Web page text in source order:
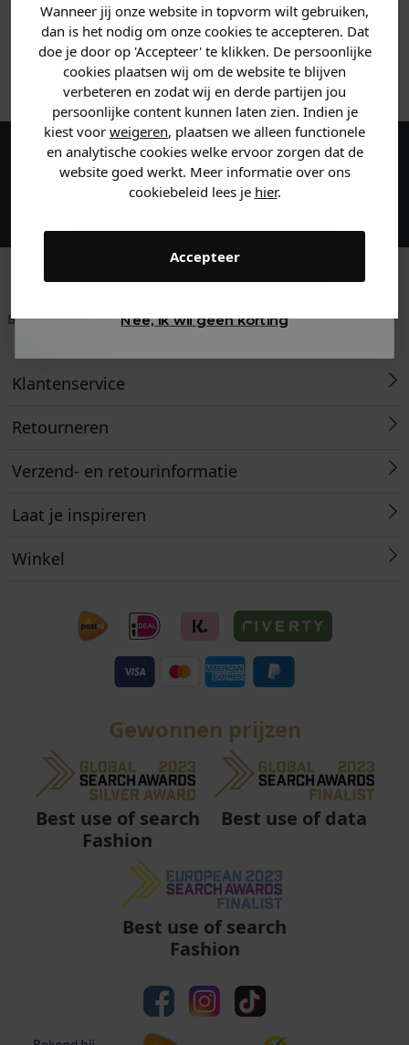
Wanneer jij onze website in topvorm wilt gebruiken,
dan is het nodig om onze cookies te accepteren. Dat
doe je door op 'Accepteer' te klikken. De persoonlijke
cookies plaatsen wij om de website te blijven
verbeteren en zodat wij en derde partijen jou
persoonlijke content kunnen laten zien. Indien je
kiest voor weigeren, plaatsen we alleen functionele
en analytische cookies welke ervoor zorgen dat de
website goed werkt. Meer informatie over ons
cookiebeleid lees je hier.
Accepteer
MATERIAAL & WASVOORSCHRIFT
ANDERE BESTELDEN OOK
Maak een account aan en ontvang 5%
korting op je eerste bestelling!
Betaal achteraf met
Voor 23:59 besteld
Klanten beoordelen
Klantenservice
Retourneren
Verzend- en retourinformatie
Laat je inspireren
Winkel
Gewonnen prijzen
Best use of search
Fashion
Best use of data
Best use of search
Fashion
Vertel ons waar je naar op
zoek bent. 👇
Heren kleding
Dames kleding
Gewoon rondkijken
Nee, ik wil geen korting